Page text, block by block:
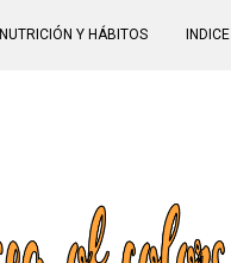
NUTRICIÓN Y HÁBITOS INDICE